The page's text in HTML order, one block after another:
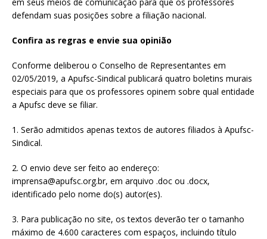
defendam suas posições sobre a filiação nacional.
Confira as regras e envie sua opinião
Conforme deliberou o Conselho de Representantes em
02/05/2019, a Apufsc-Sindical publicará quatro boletins murais
especiais para que os professores opinem sobre qual entidade
a Apufsc deve se filiar.
1. Serão admitidos apenas textos de autores filiados à Apufsc-
Sindical.
2. O envio deve ser feito ao endereço:
imprensa@apufsc.org.br, em arquivo .doc ou .docx,
identificado pelo nome do(s) autor(es).
3. Para publicação no site, os textos deverão ter o tamanho
máximo de 4.600 caracteres com espaços, incluindo título